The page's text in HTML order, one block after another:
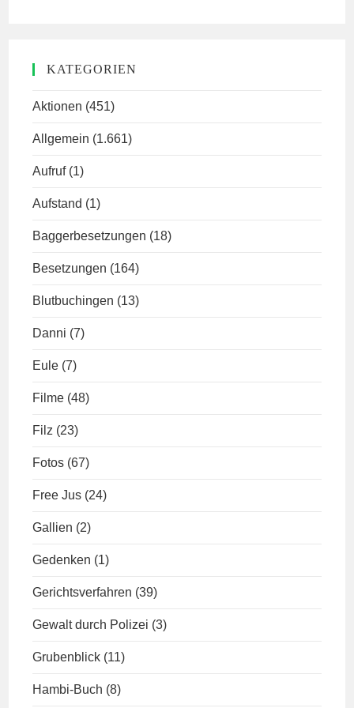
KATEGORIEN
Aktionen (451)
Allgemein (1.661)
Aufruf (1)
Aufstand (1)
Baggerbesetzungen (18)
Besetzungen (164)
Blutbuchingen (13)
Danni (7)
Eule (7)
Filme (48)
Filz (23)
Fotos (67)
Free Jus (24)
Gallien (2)
Gedenken (1)
Gerichtsverfahren (39)
Gewalt durch Polizei (3)
Grubenblick (11)
Hambi-Buch (8)